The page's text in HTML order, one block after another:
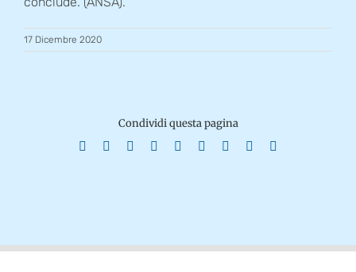
17 Dicembre 2020
Condividi questa pagina
Facebook Reddit LinkedInWhatsApp
TumblrPinterest